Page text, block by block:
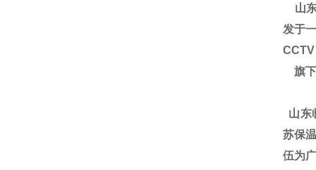
山东
发于
旗下
山东
苏保
伍为